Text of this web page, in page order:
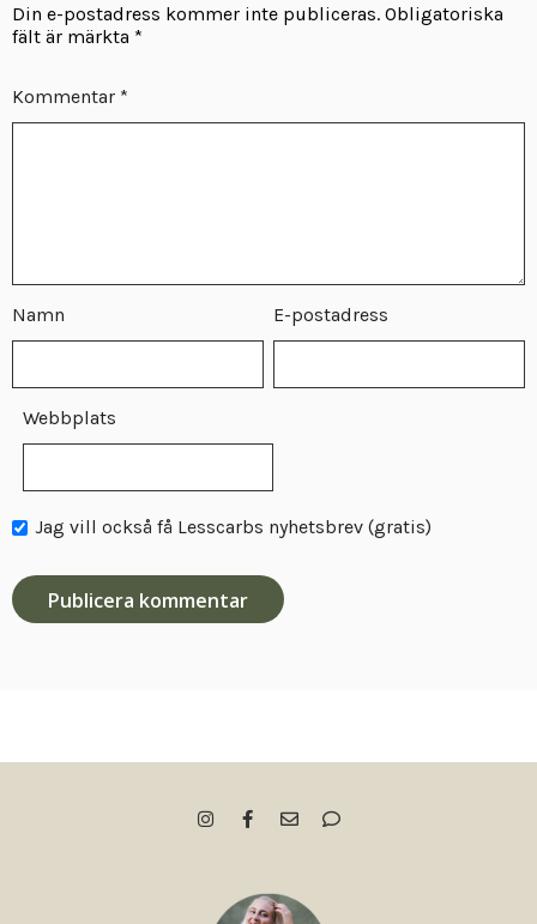
Din e-postadress kommer inte publiceras. Obligatoriska
fält är märkta *
Kommentar *
Namn E-postadress
Webbplats
Jag vill också få Lesscarbs nyhetsbrev (gratis)